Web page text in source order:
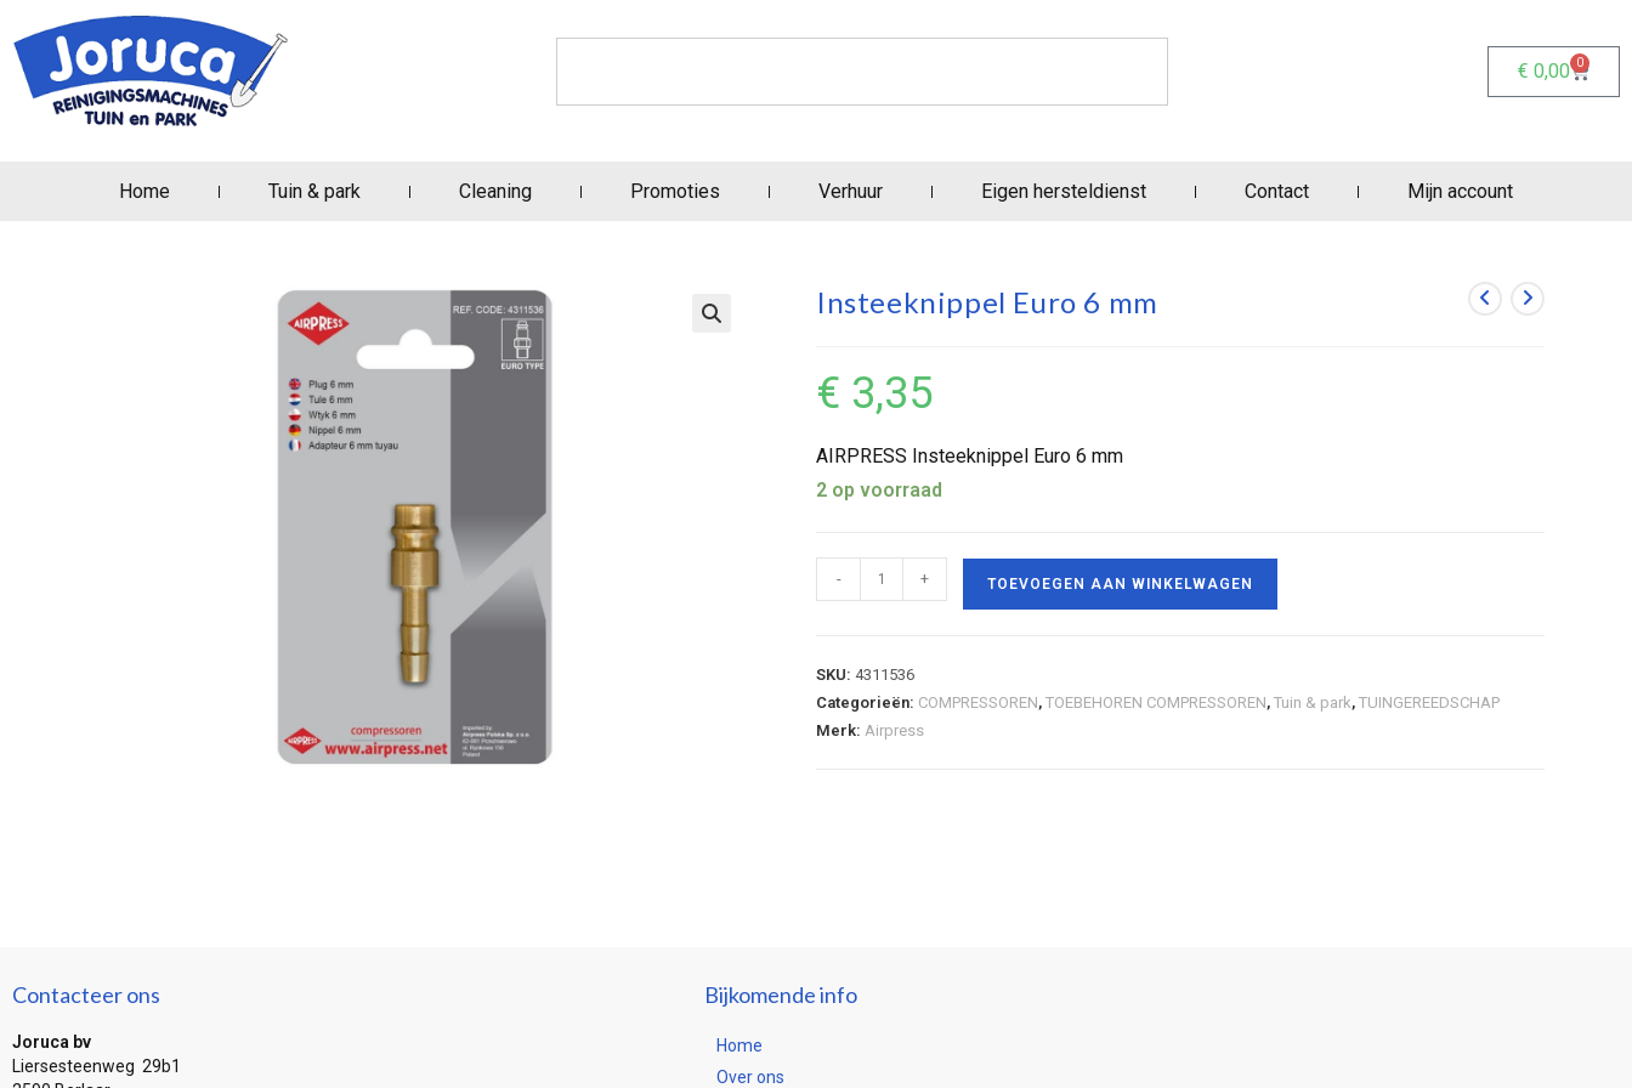
€ 0,00 0
Home Tuin & park Cleaning Promoties Verhuur Eigen hersteldienst Contact Mijn account
Insteeknippel Euro 6 mm
€ 3,35
AIRPRESS Insteeknippel Euro 6 mm
2 op voorraad
- + TOEVOEGEN AAN WINKELWAGEN
SKU: 4311536
Categorieën: COMPRESSOREN, TOEBEHOREN COMPRESSOREN, Tuin & park, TUINGEREEDSCHAP
Merk: Airpress
Contacteer ons
Joruca bv
Liersesteenweg 29b1
Bijkomende info
Home
Over ons